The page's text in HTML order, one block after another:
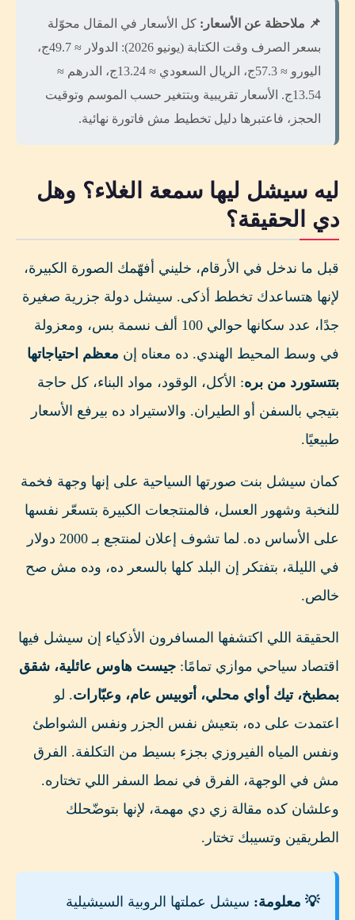
📌 ملاحظة عن الأسعار: كل الأسعار في المقال محوّلة
بسعر الصرف وقت الكتابة (يونيو 2026): الدولار ≈ 49.7ج،
اليورو ≈ 57.3ج، الريال السعودي ≈ 13.24ج، الدرهم ≈
13.54ج. الأسعار تقريبية وبتتغير حسب الموسم وتوقيت
الحجز، فاعتبرها دليل تخطيط مش فاتورة نهائية.
ليه سيشل ليها سمعة الغلاء؟ وهل
دي الحقيقة؟
قبل ما ندخل في الأرقام، خليني أفهّمك الصورة الكبيرة،
لإنها هتساعدك تخطط أذكى. سيشل دولة جزرية صغيرة
جدًا، عدد سكانها حوالي 100 ألف نسمة بس، ومعزولة
في وسط المحيط الهندي. ده معناه إن معظم احتياجاتها
بتتستورد من بره: الأكل، الوقود، مواد البناء، كل حاجة
بتيجي بالسفن أو الطيران. والاستيراد ده بيرفع الأسعار
طبيعيًا.
كمان سيشل بنت صورتها السياحية على إنها وجهة فخمة
للنخبة وشهور العسل، فالمنتجعات الكبيرة بتسعّر نفسها
على الأساس ده. لما تشوف إعلان لمنتجع بـ 2000 دولار
في الليلة، بتفتكر إن البلد كلها بالسعر ده، وده مش صح
خالص.
الحقيقة اللي اكتشفها المسافرون الأذكياء إن سيشل فيها
اقتصاد سياحي موازي تمامًا: جيست هاوس عائلية، شقق
بمطبخ، تيك أواي محلي، أتوبيس عام، وعبّارات. لو
اعتمدت على ده، بتعيش نفس الجزر ونفس الشواطئ
ونفس المياه الفيروزي بجزء بسيط من التكلفة. الفرق
مش في الوجهة، الفرق في نمط السفر اللي تختاره.
وعلشان كده مقالة زي دي مهمة، لإنها بتوضّحلك
الطريقين وتسيبك تختار.
💡 معلومة: سيشل عملتها الروبية السيشيلية